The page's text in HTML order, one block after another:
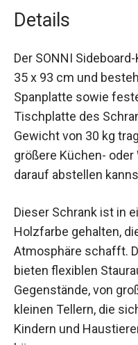
Details
Der SONNI
35 x 93 cm und
Spanplatte sowie
Tischplatte des
Gewicht von 30 kg
größere Küchen-
darauf abstellen
Dieser Schrank ist in
Holzfarbe gehalten,
Atmosphäre schafft.
bieten flexiblen
Gegenstände, von
kleinen Tellern, die
Kindern und